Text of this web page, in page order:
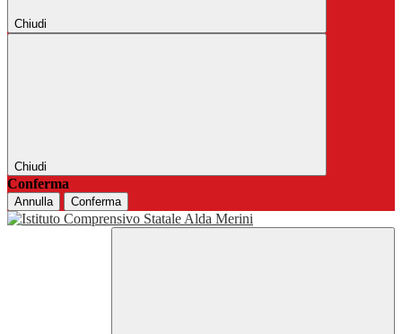
Chiudi
Chiudi
Conferma
Annulla Conferma